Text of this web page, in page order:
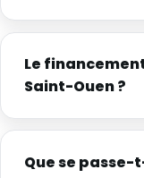
Le
Saint-Ouen ?
Que se passe-